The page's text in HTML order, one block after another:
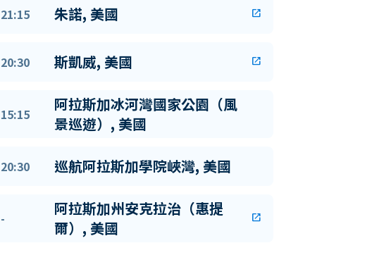
21:15 朱諾, 美國 open_in_new
20:30 斯凱威, 美國 open_in_new
15:15
阿拉斯加冰河灣國家公園（風
景巡遊）, 美國
20:30 巡航阿拉斯加學院峽灣, 美國
-
阿拉斯加州安克拉治（惠提
爾）, 美國
open_in_new